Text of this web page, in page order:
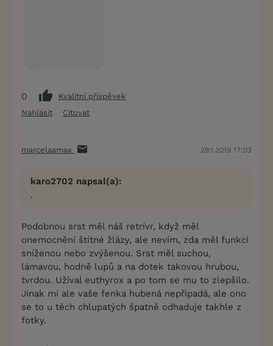
0
Kvalitní příspěvek
Nahlásit
Citovat
marcelaamax 29.1.2019 17:03
karo2702 napsal(a):
.
Podobnou srst měl náš retrívr, když měl
onemocnění štítné žlázy, ale nevím, zda měl funkci
sníženou nebo zvýšenou. Srst měl suchou,
lámavou, hodně lupů a na dotek takovou hrubou,
tvrdou. Užíval euthyrox a po tom se mu to zlepšilo.
Jinak mi ale vaše fenka hubená nepřipadá, ale ono
se to u těch chlupatých špatně odhaduje takhle z
fotky.